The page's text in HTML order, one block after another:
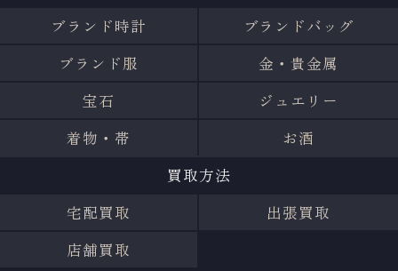
ブランド時計
ブランドバッグ
ブランド服
金・貴金属
宝石
ジュエリー
着物・帯
お酒
買取方法
宅配買取
出張買取
店舗買取